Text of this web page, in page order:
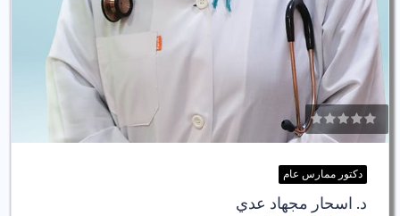
دكتور ممارس عام
د. اسحار مجهاد عدي